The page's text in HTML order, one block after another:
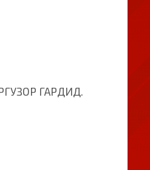
ГАРДИД.